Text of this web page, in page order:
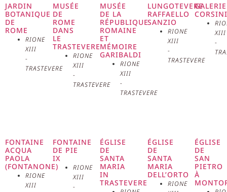
chapelles de chaque côté. Le
maître-autel, conçu par Carlo
Rainaldi, est surmonté d’un
baldaquin en forme de tempietto,
soutenu par seize colonnes
bronze doré. Le tableau principal
de l’autel est une Vierge du
Carmel de Giuseppe Peroni,
JARDIN
BOTANIQUE
DE
ROME
RIONE
XIII
-
TRASTEVERE
MUSÉE
DE
ROME
DANS
LE
TRASTEVERE
RIONE
XIII
-
TRASTEVERE
MUSÉE
DE LA
RÉPUBLIQUE
ROMAINE
ET
MÉMOIRE
GARIBALDI
RIONE
XIII
-
TRASTEVERE
LUNGOTEVERE
RAFFAELLO
SANZIO
RIONE
XIII
-
TRASTEVERE
GALERIE
XIII
-
FONTAINE
ACQUA
PAOLA
(FONTANONE)
RIONE
XIII
FONTAINE
DE PIE
IX
RIONE
XIII
-
ÉGLISE
DE
SANTA
MARIA
IN
TRASTEVERE
ÉGLISE
DE
SANTA
MARIA
DELL’ORTO
RIONE
ÉGLISE
DE
SAN
PIETRO
À